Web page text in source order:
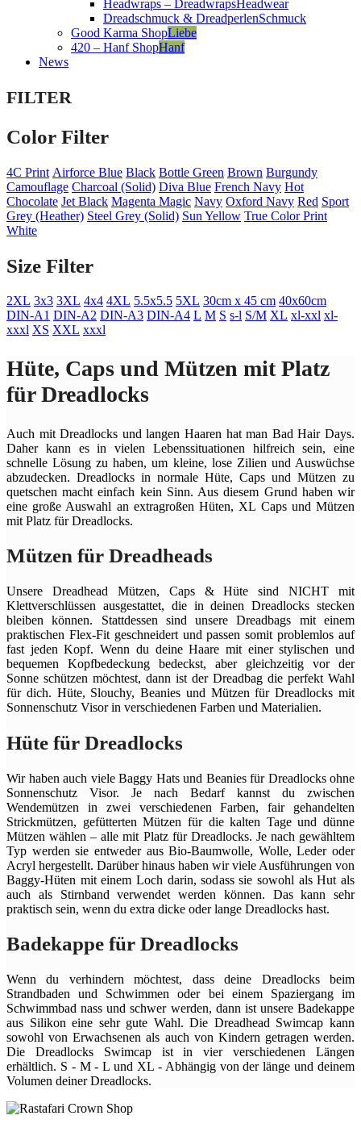
Headwraps – DreadwrapsHeadwear
Dreadschmuck & DreadperlenSchmuck
Good Karma ShopLiebe
420 – Hanf ShopHanf
News
FILTER
Color Filter
4C Print Airforce Blue Black Bottle Green Brown Burgundy
Camouflage Charcoal (Solid) Diva Blue French Navy Hot
Chocolate Jet Black Magenta Magic Navy Oxford Navy Red Sport
Grey (Heather) Steel Grey (Solid) Sun Yellow True Color Print
White
Size Filter
2XL 3x3 3XL 4x4 4XL 5.5x5.5 5XL 30cm x 45 cm 40x60cm
DIN-A1 DIN-A2 DIN-A3 DIN-A4 L M S s-l S/M XL xl-xxl xl-
xxxl XS XXL xxxl
Hüte, Caps und Mützen mit Platz
für Dreadlocks
Auch mit Dreadlocks und langen Haaren hat man Bad Hair Days.
Daher kann es in vielen Lebenssituationen hilfreich sein, eine
schnelle Lösung zu haben, um kleine, lose Zilien und Auswüchse
abzudecken. Dreadlocks in normale Hüte, Caps und Mützen zu
quetschen macht einfach kein Sinn. Aus diesem Grund haben wir
eine große Auswahl an extragroßen Hüten, XL Caps und Mützen
mit Platz für Dreadlocks.
Mützen für Dreadheads
Unsere Dreadhead Mützen, Caps & Hüte sind NICHT mit
Klettverschlüssen ausgestattet, die in deinen Dreadlocks stecken
bleiben können. Stattdessen sind unsere Dreadbags mit einem
praktischen Flex-Fit geschneidert und passen somit problemlos auf
fast jeden Kopf. Wenn du deine Haare mit einer stylischen und
bequemen Kopfbedeckung bedeckst, aber gleichzeitig vor der
Sonne schützen möchtest, dann ist der Dreadbag die perfekt Wahl
für dich. Hüte, Slouchy, Beanies und Mützen für Dreadlocks mit
Sonnenschutz Visor in verschiedenen Farben und Materialien.
Hüte für Dreadlocks
Wir haben auch viele Baggy Hats und Beanies für Dreadlocks ohne
Sonnenschutz Visor. Je nach Bedarf kannst du zwischen
Wendemützen in zwei verschiedenen Farben, fair gehandelten
Strickmützen, gefütterten Mützen für die kalten Tage und dünne
Mützen wählen – alle mit Platz für Dreadlocks. Je nach gewähltem
Typ werden sie entweder aus Bio-Baumwolle, Wolle, Leder oder
Acryl hergestellt. Darüber hinaus haben wir viele Ausführungen von
Baggy-Hüten mit einem Loch darin, sodass sie sowohl als Hut als
auch als Stirnband verwendet werden können. Das kann sehr
praktisch sein, wenn du extra dicke oder lange Dreadlocks hast.
Badekappe für Dreadlocks
Wenn du verhindern möchtest, dass deine Dreadlocks beim
Strandbaden und Schwimmen oder bei einem Spaziergang im
Schwimmbad nass und schwer werden, dann ist unsere Badekappe
aus Silikon eine sehr gute Wahl. Die Dreadhead Swimcap kann
sowohl von Erwachsenen als auch von Kindern getragen werden.
Die Dreadlocks Swimcap ist in vier verschiedenen Längen
erhältlich. S - M - L und XL - Abhängig von der länge und deinem
Volumen deiner Dreadlocks.